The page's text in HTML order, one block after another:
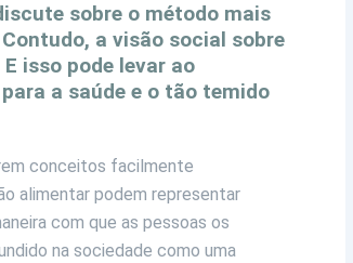
sobre o método mais
a visão social sobre
isso pode levar ao
a saúde e o tão temido
conceitos facilmente
alimentar podem representar
com que as pessoas os
na sociedade como uma